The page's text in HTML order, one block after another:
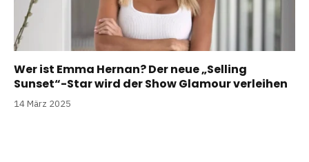
Wer ist Emma Hernan? Der neue „Selling
Sunset“-Star wird der Show Glamour verleihen
14 März 2025